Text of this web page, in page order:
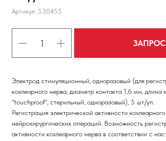
Артикул: 530455
Электрод стимуляционный, одноразовый (для
кохлеарного нерва, диаметр контакта 1,6 мм, длина
"touchproof", стерильный, одноразовый), 5 шт./уп.
Регистрация электрической активности
нейрохирургических операций. Возможность
активности кохлеарного нерва в соответствии с